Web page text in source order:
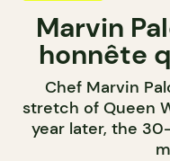
Marvin
honnête
Chef Marvin
stretch of Queen
year later, the